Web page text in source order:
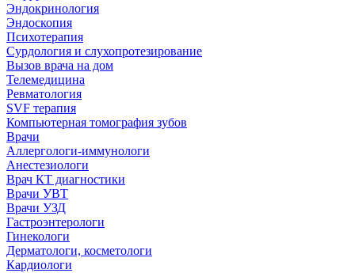
Эндокринология
Эндоскопия
Психотерапия
Сурдология и слухопротезирование
Вызов врача на дом
Телемедицина
Ревматология
SVF терапия
Компьютерная томография зубов
Врачи
Аллергологи-иммунологи
Анестезиологи
Врач КТ диагностики
Врачи УВТ
Врачи УЗД
Гастроэнтерологи
Гинекологи
Дерматологи, косметологи
Кардиологи